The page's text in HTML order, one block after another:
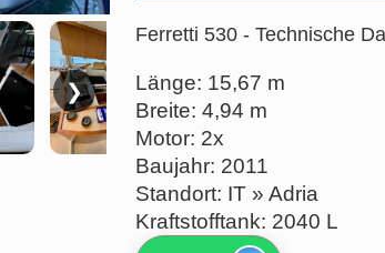
❯
Ferretti 530 - Technische
Länge: 15,67 m
Breite: 4,94 m
Motor: 2x
Baujahr: 2011
Standort: IT » Adria
Kraftstofftank: 2040 L